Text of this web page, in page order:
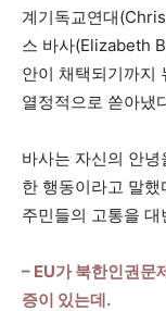
계기독교연대
스 바사(Elizabeth
안이 채택되기까지
열정적으로 쏟아냈
바사는 자신의 안
한 행동이라고 말
주민들의 고통을
– EU가 북한인권문
증이 있는데.